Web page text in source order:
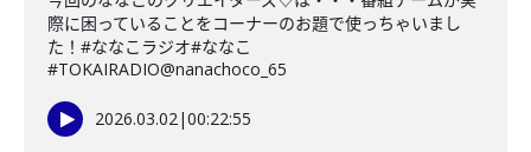
際に困っていることをコーナーのお題で使っちゃいまし
た！#ななこラジオ#ななこ
#TOKAIRADIO@nanachoco_65
2026.03.02|00:22:55